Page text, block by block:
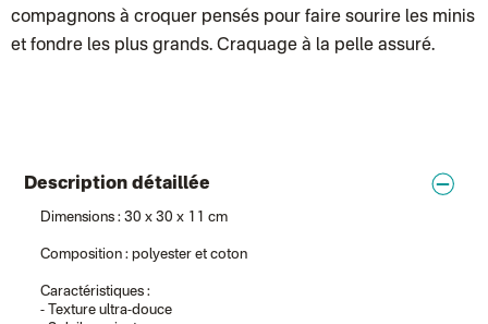
Colissimo suivi (expédition Zebrabook)
Colissimo suivi (expédition Minoe)
Lettre suivie (expédition April Eleven)
Colissimo personnalisé
Colissimo suivi (expédition Connoisseur)
Colis suivi GLS (expédition Tikino)
Luxembourg
Lettre prioritaire
: Livraison sous 7 jours
Chronopost International
Chronopost - Livraison express à domicile
compagnons à croquer pensés pour faire sourire les minis
et fondre les plus grands. Craquage à la pelle assuré.
Description détaillée
Dimensions : 30 x 30 x 11 cm
Composition : polyester et coton
Caractéristiques :
- Texture ultra-douce